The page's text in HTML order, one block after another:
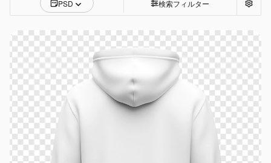
PSD 検索フィルター